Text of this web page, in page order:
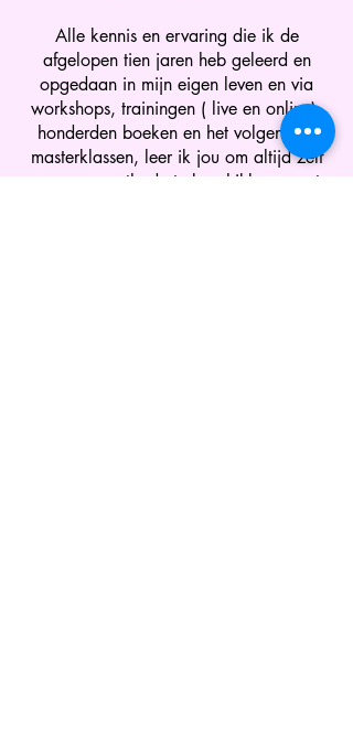
Alle kennis en ervaring die ik de
afgelopen tien jaren heb geleerd en
opgedaan in mijn eigen leven en via
workshops, trainingen ( live en online),
honderden boeken en het volgen van
masterklassen, leer ik jou om altijd zelf
over een methode te beschikken naast